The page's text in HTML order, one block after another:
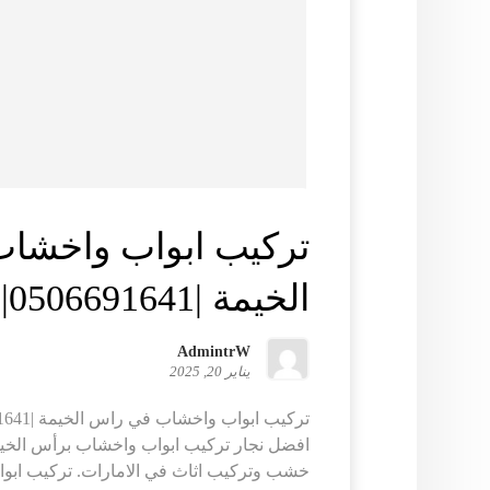
تركيب ابواب
الخيمة |0506691641| تفصيل ابواب
AdmintrW
يناير 20, 2025
افضل نجار تركيب ابواب واخشاب برأس
خشب وتركيب اثاث في الامارات. تركيب